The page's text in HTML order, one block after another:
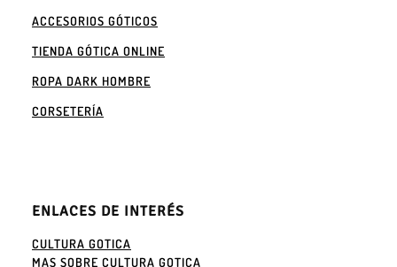
ACCESORIOS GÓTICOS
TIENDA GÓTICA ONLINE
ROPA DARK HOMBRE
CORSETERÍA
ENLACES DE INTERÉS
CULTURA GOTICA
MAS SOBRE CULTURA GOTICA